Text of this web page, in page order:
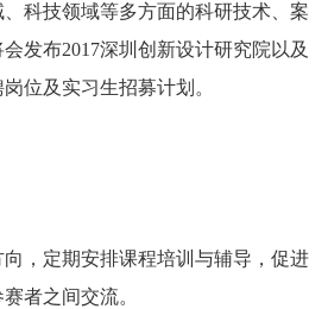
科技领域等多方面的科研技术、案
发布2017深圳创新设计研究院以及
位及实习生招募计划。
，定期安排课程培训与辅导，促进
者之间交流。